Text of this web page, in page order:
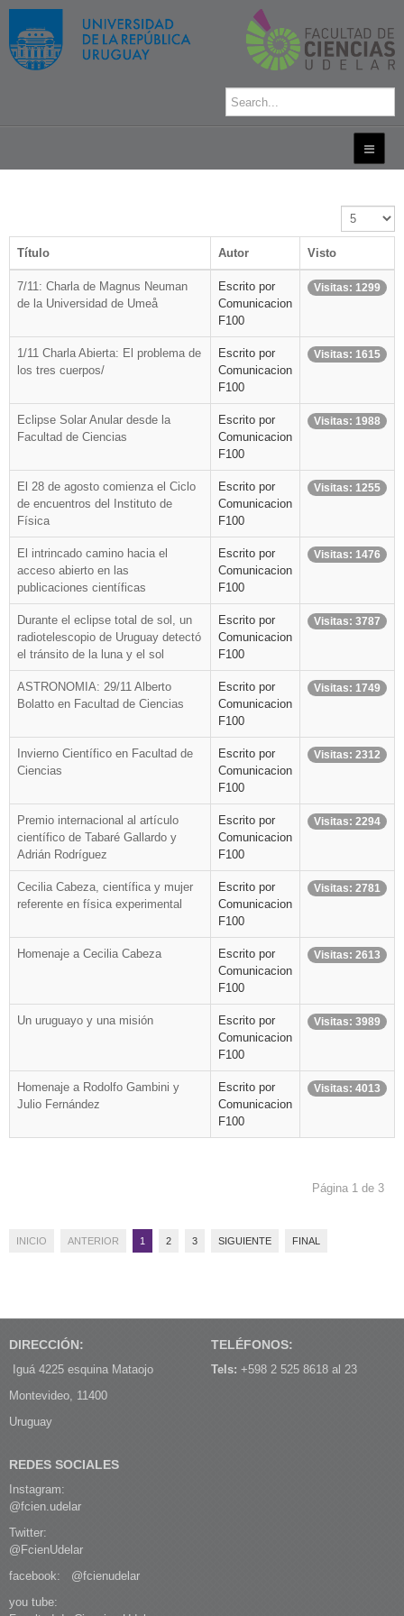
Cantidad
a
Título Autor Visto
7/11: Charla de Magnus Neuman
de la Universidad de Umeå
Escrito por
Comunicacion
F100
Visitas: 1299
1/11 Charla Abierta: El problema de
los tres cuerpos/
Escrito por
Comunicacion
F100
Visitas: 1615
Eclipse Solar Anular desde la
Facultad de Ciencias
Escrito por
Comunicacion
F100
Visitas: 1988
El 28 de agosto comienza el Ciclo
de encuentros del Instituto de
Física
Escrito por
Comunicacion
F100
Visitas: 1255
El intrincado camino hacia el
acceso abierto en las
publicaciones científicas
Escrito por
Comunicacion
F100
Visitas: 1476
Durante el eclipse total de sol, un
radiotelescopio de Uruguay detectó
el tránsito de la luna y el sol
Escrito por
Comunicacion
F100
Visitas: 3787
ASTRONOMIA: 29/11 Alberto
Bolatto en Facultad de Ciencias
Escrito por
Comunicacion
F100
Visitas: 1749
Invierno Científico en Facultad de
Ciencias
Escrito por
Comunicacion
F100
Visitas: 2312
Premio internacional al artículo
científico de Tabaré Gallardo y
Adrián Rodríguez
Escrito por
Comunicacion
F100
Visitas: 2294
Cecilia Cabeza, científica y mujer
referente en física experimental
Escrito por
Comunicacion
F100
Visitas: 2781
Homenaje a Cecilia Cabeza
Escrito por
Comunicacion
F100
Visitas: 2613
Un uruguayo y una misión
Escrito por
Comunicacion
F100
Visitas: 3989
Homenaje a Rodolfo Gambini y
Julio Fernández
Escrito por
Comunicacion
F100
Visitas: 4013
Página 1 de 3
INICIO ANTERIOR 1 2 3 SIGUIENTE FINAL
DIRECCIÓN:
Iguá 4225 esquina Mataojo
Montevideo, 11400
Uruguay
TELÉFONOS:
Tels: +598 2 525 8618 al 23
REDES SOCIALES
Instagram:
@fcien.udelar
Twitter:
@FcienUdelar
facebook: @fcienudelar
you tube: